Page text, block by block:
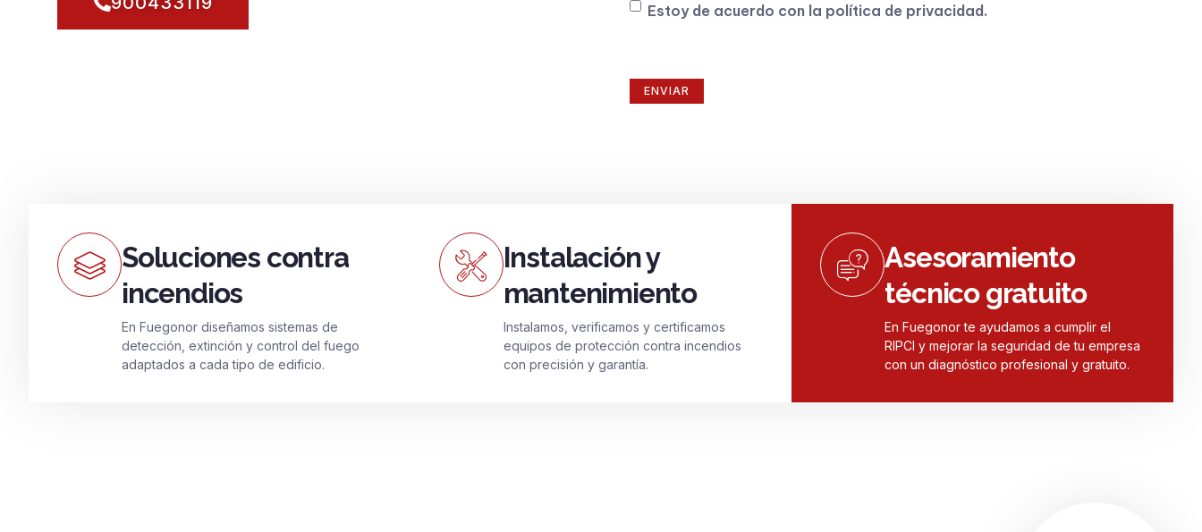
Consentimiento
Estoy de acuerdo con la política de privacidad .
Soluciones contra
incendios
En Fuegonor diseñamos sistemas de
detección, extinción y control del fuego
adaptados a cada tipo de edificio.
Instalación y
mantenimiento
Instalamos, verificamos y certificamos
equipos de protección contra incendios
con precisión y garantía.
Asesoramiento
técnico gratuito
En Fuegonor te ayudamos a cumplir el
RIPCI y mejorar la seguridad de tu empresa
con un diagnóstico profesional y gratuito.